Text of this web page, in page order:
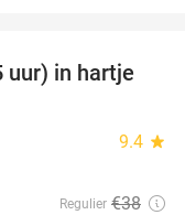
25%
uur) in hartje
9.4 star
Regulier €38